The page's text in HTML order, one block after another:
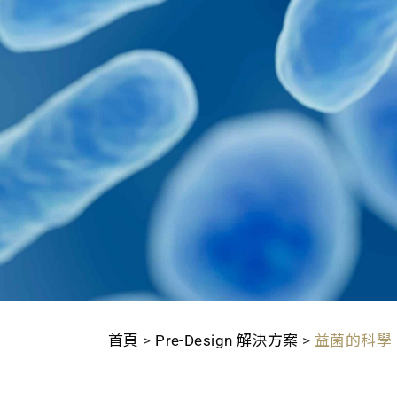
首頁 > Pre-Design 解決方案 > 益菌的科學